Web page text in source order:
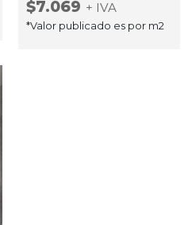
$7.069 + IVA
*Valor publicado es por m2